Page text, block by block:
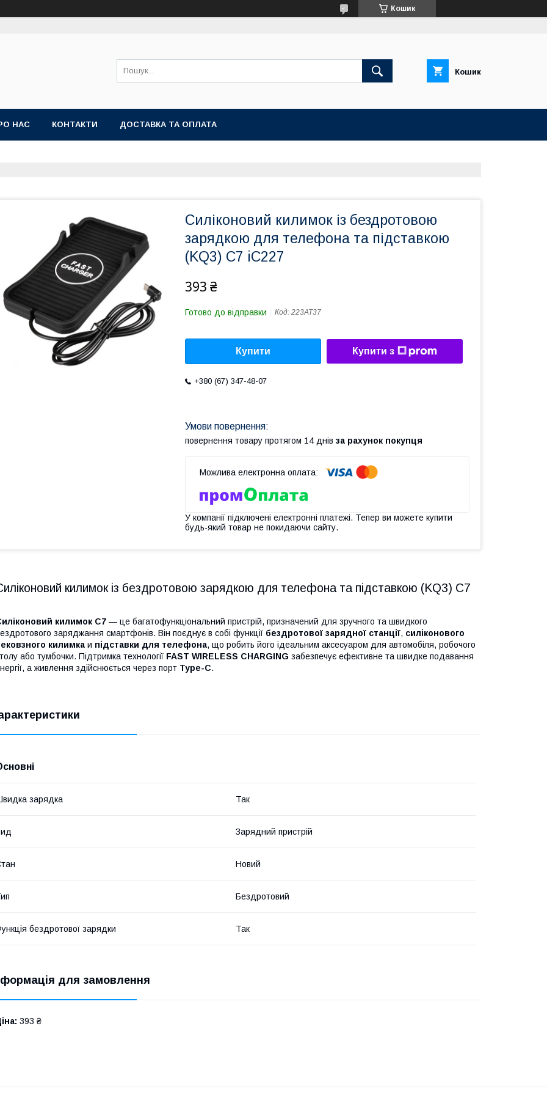
Кошик
Кошик
НАС КОНТАКТИ ДОСТАВКА ТА ОПЛАТА
Силіконовий килимок із бездротовою
зарядкою для телефона та підставкою
(KQ3) C7 iC227
393 ₴
Готово до відправки Код: 223AT37
Купити Купити з
+380 (67) 347-48-07
повернення товару протягом 14 днів за рахунок покупця
У компанії підключені електронні платежі. Тепер ви можете купити
будь-який товар не покидаючи сайту.
килимок із бездротовою зарядкою для телефона та підставкою (KQ3) C7
килимок C7 — це багатофункціональний пристрій, призначений для зручного та швидкого
заряджання смартфонів. Він поєднує в собі функції бездротової зарядної станції, силіконового
килимка и підставки для телефона, що робить його ідеальним аксесуаром для автомобіля, робочого
або тумбочки. Підтримка технології FAST WIRELESS CHARGING забезпечує ефективне та швидке подавання
а живлення здійснюється через порт Type-C.
зарядка Так
Зарядний пристрій
Новий
Бездротовий
бездротової зарядки Так
для замовлення
393 ₴